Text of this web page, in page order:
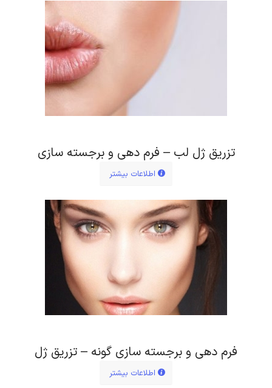
تزریق ژل لب – فرم دهی و برجسته سازی
اطلاعات بیشتر
فرم دهی و برجسته سازی گونه – تزریق ژل
اطلاعات بیشتر